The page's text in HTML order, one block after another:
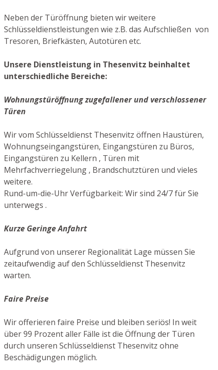
Neben der Türöffnung bieten wir weitere
Schlüsseldienstleistungen wie z.B. das Aufschließen von
Tresoren, Briefkästen, Autotüren etc.
Unsere Dienstleistung in Thesenvitz beinhaltet
unterschiedliche Bereiche:
Wohnungstüröffnung zugefallener und verschlossener
Türen
Wir vom Schlüsseldienst Thesenvitz öffnen Haustüren,
Wohnungseingangstüren, Eingangstüren zu Büros,
Eingangstüren zu Kellern , Türen mit
Mehrfachverriegelung , Brandschutztüren und vieles
weitere.
Rund-um-die-Uhr Verfügbarkeit: Wir sind 24/7 für Sie
unterwegs .
Kurze Geringe Anfahrt
Aufgrund von unserer Regionalität Lage müssen Sie
zeitaufwendig auf den Schlüsseldienst Thesenvitz
warten.
Faire Preise
Wir offerieren faire Preise und bleiben seriös! In weit
über 99 Prozent aller Fälle ist die Öffnung der Türen
durch unseren Schlüsseldienst Thesenvitz ohne
Beschädigungen möglich.